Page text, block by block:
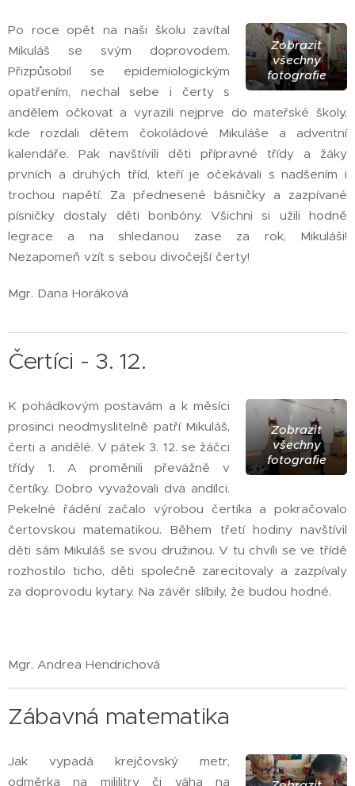
Zobrazit
všechny
fotografie
Po roce opět na naši školu zavítal
Mikuláš se svým doprovodem.
Přizpůsobil se epidemiologickým
opatřením, nechal sebe i čerty s
andělem očkovat a vyrazili nejprve do mateřské školy,
kde rozdali dětem čokoládové Mikuláše a adventní
kalendáře. Pak navštívili děti přípravné třídy a žáky
prvních a druhých tříd, kteří je očekávali s nadšením i
trochou napětí. Za přednesené básničky a zazpívané
písničky dostaly děti bonbóny. Všichni si užili hodně
legrace a na shledanou zase za rok, Mikuláši!
Nezapomeň vzít s sebou divočejší čerty!
Mgr. Dana Horáková
Čertíci - 3. 12.
Zobrazit
všechny
fotografie
K pohádkovým postavám a k měsíci
prosinci neodmyslitelně patří Mikuláš,
čerti a andělé. V pátek 3. 12. se žáčci
třídy 1. A proměnili převážně v
čertíky. Dobro vyvažovali dva andílci.
Pekelné řádění začalo výrobou čertíka a pokračovalo
čertovskou matematikou. Během třetí hodiny navštívil
děti sám Mikuláš se svou družinou. V tu chvíli se ve třídě
rozhostilo ticho, děti společně zarecitovaly a zazpívaly
za doprovodu kytary. Na závěr slíbily, že budou hodné.
Mgr. Andrea Hendrichová
Zábavná matematika
Jak vypadá krejčovský metr,
odměrka na mililitry či váha na